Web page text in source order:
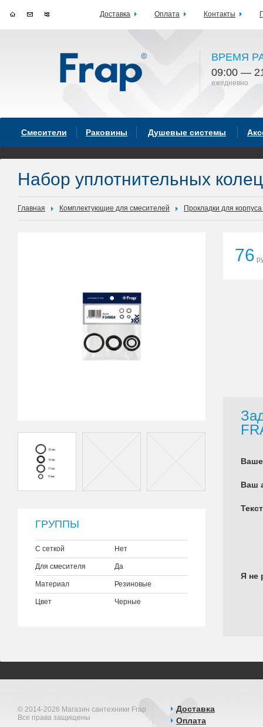
ВРЕМЯ
09:00 —
ежедневно
Смесители Раковины Душевые системы
Набор уплотнительных
Главная Комплектующие для смесителей Прокладки для
ГРУППЫ
С сеткой Нет
Для смесителя Да
Материал Резиновые
Цвет Черные
76
Ваш
Я не
© 2014-2026 Магазин сантехники Frap
Все права защищены
Доставка
Оплата
Доставка Оплата Контакты